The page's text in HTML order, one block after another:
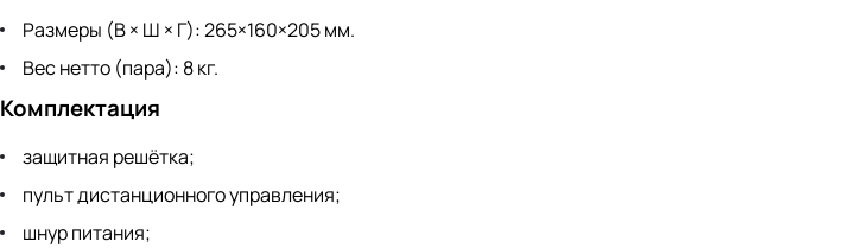
Размеры (В × Ш × Г): 265×160×205 мм.
Вес нетто (пара): 8 кг.
Комплектация
защитная решётка;
пульт дистанционного управления;
шнур питания;